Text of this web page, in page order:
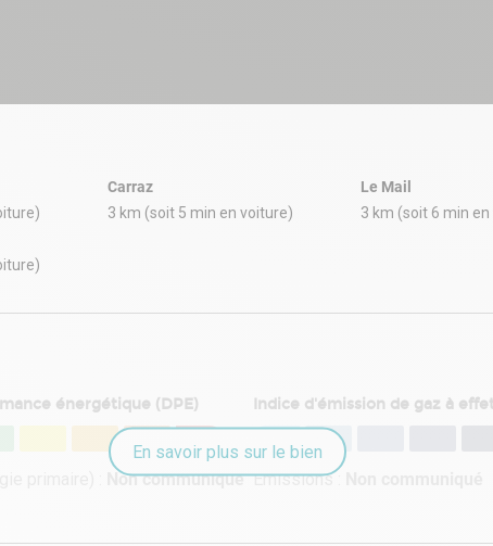
Carraz
3 km (soit 5 min en voiture)
Le Mail
3 km (soit 6 min
énergétique (DPE)
Non communiqué
Indice d'émission de gaz à
Émissions :
En savoir plus sur le bien